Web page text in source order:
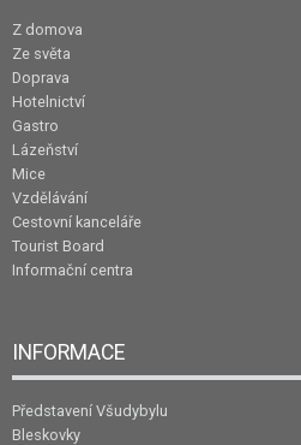
Z domova
Ze světa
Doprava
Hotelnictví
Gastro
Lázeňství
Mice
Vzdělávání
Cestovní kanceláře
Tourist Board
Informační centra
INFORMACE
Představení Všudybylu
Bleskovky